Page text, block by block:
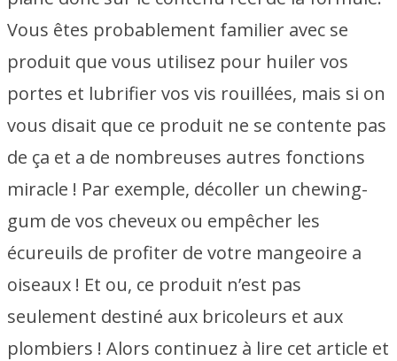
Vous êtes probablement familier avec se
produit que vous utilisez pour huiler vos
portes et lubrifier vos vis rouillées, mais si on
vous disait que ce produit ne se contente pas
de ça et a de nombreuses autres fonctions
miracle ! Par exemple, décoller un chewing-
gum de vos cheveux ou empêcher les
écureuils de profiter de votre mangeoire a
oiseaux ! Et ou, ce produit n’est pas
seulement destiné aux bricoleurs et aux
plombiers ! Alors continuez à lire cet article et